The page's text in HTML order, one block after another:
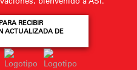
RECIBIR
ACTUALIZADA DE